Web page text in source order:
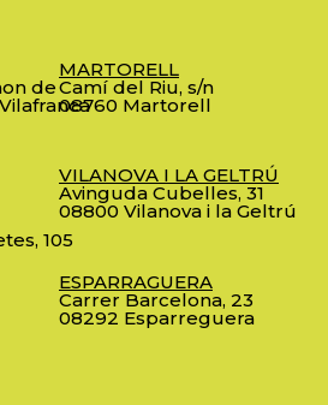
de
105
MARTORELL
Camí del Riu, s/n
08760 Martorell
VILANOVA I LA GELTRÚ
Avinguda Cubelles, 31
08800 Vilanova i la Geltrú
ESPARRAGUERA
Carrer Barcelona, 23
08292 Esparreguera